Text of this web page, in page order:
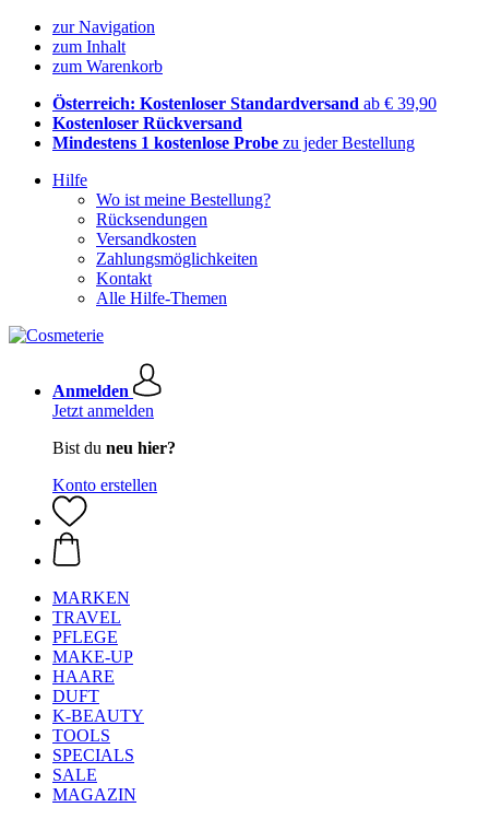
zur Navigation
zum Inhalt
zum Warenkorb
Österreich: Kostenloser Standardversand ab € 39,90
Kostenloser Rückversand
Mindestens 1 kostenlose Probe zu jeder Bestellung
Hilfe
Wo ist meine Bestellung?
Rücksendungen
Versandkosten
Zahlungsmöglichkeiten
Kontakt
Alle Hilfe-Themen
Anmelden
Jetzt anmelden
Bist du neu hier?
Konto erstellen
MARKEN
TRAVEL
PFLEGE
MAKE-UP
HAARE
DUFT
K-BEAUTY
TOOLS
SPECIALS
SALE
MAGAZIN